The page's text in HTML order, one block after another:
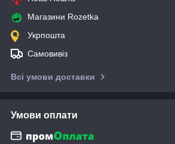
Магазини Rozetka
Укрпошта
Самовивіз
Всі умови доставки
Умови оплати